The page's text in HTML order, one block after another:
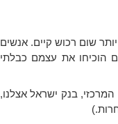
שום רכוש קיים. אנשים
הוכיחו את עצמם כבלתי
בנק ישראל אצלנו,